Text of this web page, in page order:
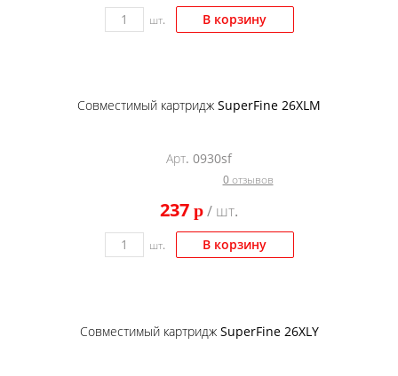
шт. В корзину
Совместимый картридж SuperFine 26XLM
Арт. 0930sf
0 отзывов
237 p/ шт.
шт. В корзину
Совместимый картридж SuperFine 26XLY